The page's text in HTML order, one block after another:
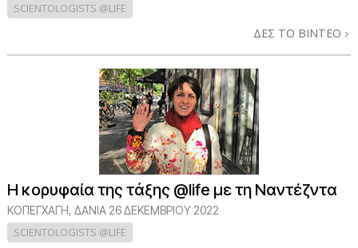
SCIENTOLOGISTS @LIFE
ΔΕΣ ΤΟ ΒΙΝΤΕΟ
Η κορυφαία της τάξης @life με τη Ναντέζντα
ΚΟΠΕΓΧΆΓΗ, ΔΑΝΊΑ 26 ΔΕΚΕΜΒΡΙΟΥ 2022
SCIENTOLOGISTS @LIFE